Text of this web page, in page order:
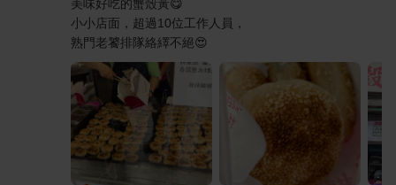
美味好吃的蟹殼黃😋
小小店面，超過10位工作人員，
熟門老饕排隊絡繹不絕😍